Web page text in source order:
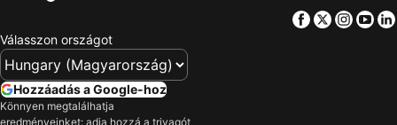
Facebook
Twitter
Válasszon országot
Hozzáadás a Google-hoz
Könnyen megtalálhatja
eredményeinket: adja hozzá a trivagót